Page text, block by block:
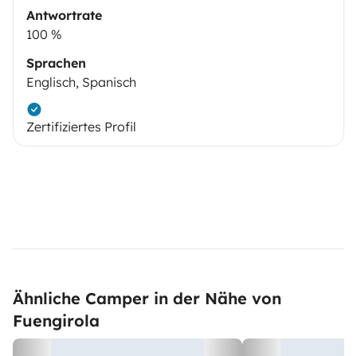
Antwortrate
100 %
Sprachen
Englisch, Spanisch
Zertifiziertes Profil
Ähnliche Camper in der Nähe von
Fuengirola